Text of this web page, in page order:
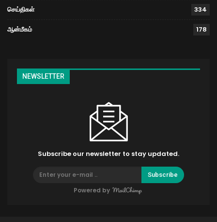
செய்திகள் 334
ஆன்மீகம் 178
NEWSLETTER
Subscribe our newsletter to stay updated.
Subscribe
Powered by